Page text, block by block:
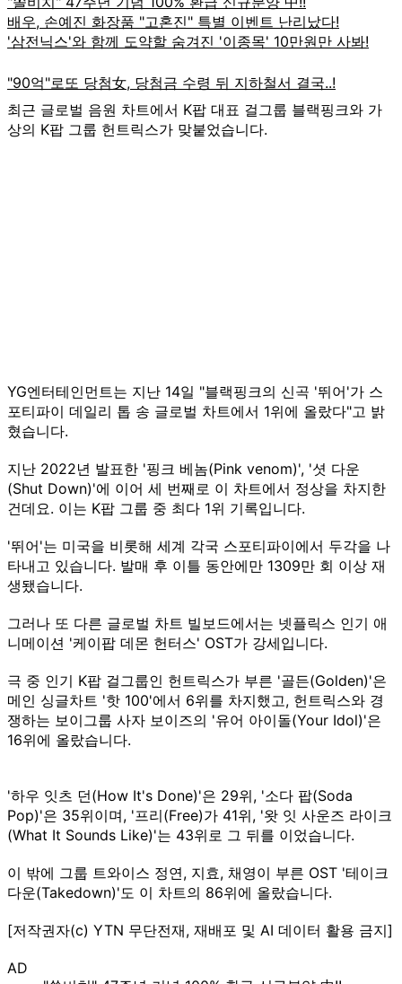
최근 글로벌 음원 차트에서 K팝 대표 걸그룹 블랙핑크와 가
상의 K팝 그룹 헌트릭스가 맞붙었습니다.
YG엔터테인먼트는 지난 14일 "블랙핑크의 신곡 '뛰어'가 스
포티파이 데일리 톱 송 글로벌 차트에서 1위에 올랐다"고 밝
혔습니다.
지난 2022년 발표한 '핑크 베놈(Pink venom)', '셧 다운
(Shut Down)'에 이어 세 번째로 이 차트에서 정상을 차지한
건데요. 이는 K팝 그룹 중 최다 1위 기록입니다.
'뛰어'는 미국을 비롯해 세계 각국 스포티파이에서 두각을 나
타내고 있습니다. 발매 후 이틀 동안에만 1309만 회 이상 재
생됐습니다.
그러나 또 다른 글로벌 차트 빌보드에서는 넷플릭스 인기 애
니메이션 '케이팝 데몬 헌터스' OST가 강세입니다.
극 중 인기 K팝 걸그룹인 헌트릭스가 부른 '골든(Golden)'은
메인 싱글차트 '핫 100'에서 6위를 차지했고, 헌트릭스와 경
쟁하는 보이그룹 사자 보이즈의 '유어 아이돌(Your Idol)'은
16위에 올랐습니다.
'하우 잇츠 던(How It's Done)'은 29위, '소다 팝(Soda
Pop)'은 35위이며, '프리(Free)가 41위, '왓 잇 사운즈 라이크
(What It Sounds Like)'는 43위로 그 뒤를 이었습니다.
이 밖에 그룹 트와이스 정연, 지효, 채영이 부른 OST '테이크
다운(Takedown)'도 이 차트의 86위에 올랐습니다.
[저작권자(c) YTN 무단전재, 재배포 및 AI 데이터 활용 금지]
AD